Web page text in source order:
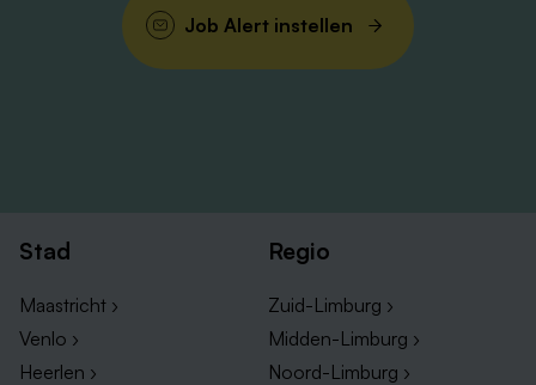
Job Alert instellen
Stad
Maastricht ›
Venlo ›
Heerlen ›
Regio
Zuid-Limburg ›
Midden-Limburg ›
Noord-Limburg ›